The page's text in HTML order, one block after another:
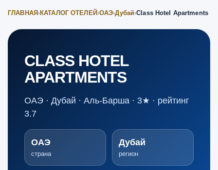
ГЛАВНАЯ ›КАТАЛОГ ОТЕЛЕЙ ›ОАЭ›Дубай›Class Hotel Apartments
CLASS HOTEL
APARTMENTS
ОАЭ · Дубай · Аль-Барша · 3★ · рейтинг
3.7
ОАЭ
страна
Дубай
регион